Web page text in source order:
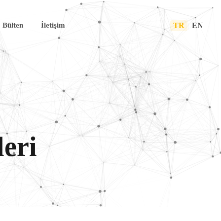
Bülten İletişim TR | EN